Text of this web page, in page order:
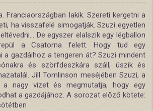
Franciaországban lakik. Szereti kergetni a
ha visszafelé simogatják. Szuzi egyetlen
De egyszer elalszik egy légballon
a Csatorna felett. Hogy tud egy
a gazdáihoz a tengeren át? Szuzi mindent
és szörfdeszkára száll, úszik és
Jill Tomlinson meséjében Szuzi, a
a nagy vizet és megmutatja, hogy egy
a gazdájához. A sorozat előző kötete: